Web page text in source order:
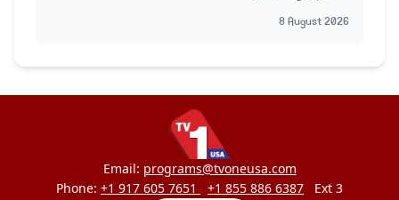
8 August 2026
Email: programs@tvoneusa.com
Phone: +1 917 605 7651 +1 855 886 6387 Ext 3